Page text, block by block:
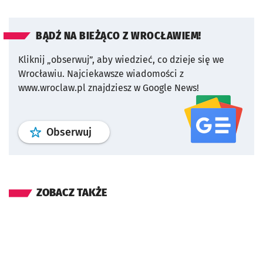
BĄDŹ NA BIEŻĄCO Z WROCŁAWIEM!
Kliknij „obserwuj”, aby wiedzieć, co dzieje się we
Wrocławiu. Najciekawsze wiadomości z
www.wroclaw.pl znajdziesz w Google News!
Obserwuj profil serwisu
ZOBACZ TAKŻE